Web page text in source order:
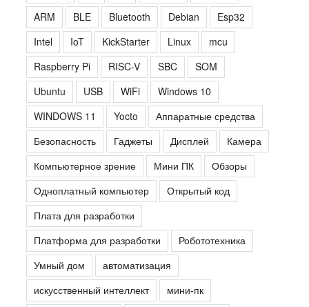
ARM
BLE Bluetooth Debian
Esp32
Intel
IoT KickStarter Linux
mcu
Raspberry Pi
RISC-V SBC
SOM
Ubuntu
USB WiFi
Windows 10
WINDOWS 11
Yocto
Аппаратные средства
Безопасность
Гаджеты Дисплей
Камера
Компьютерное зрение
Мини ПК
Обзоры
Одноплатный компьютер
Открытый код
Плата для разработки
Платформа для разработки
Робототехника
Умный дом
автоматизация
искусственный интеллект
мини-пк